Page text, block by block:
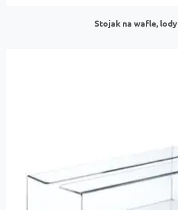
Stojak na wafle, lody